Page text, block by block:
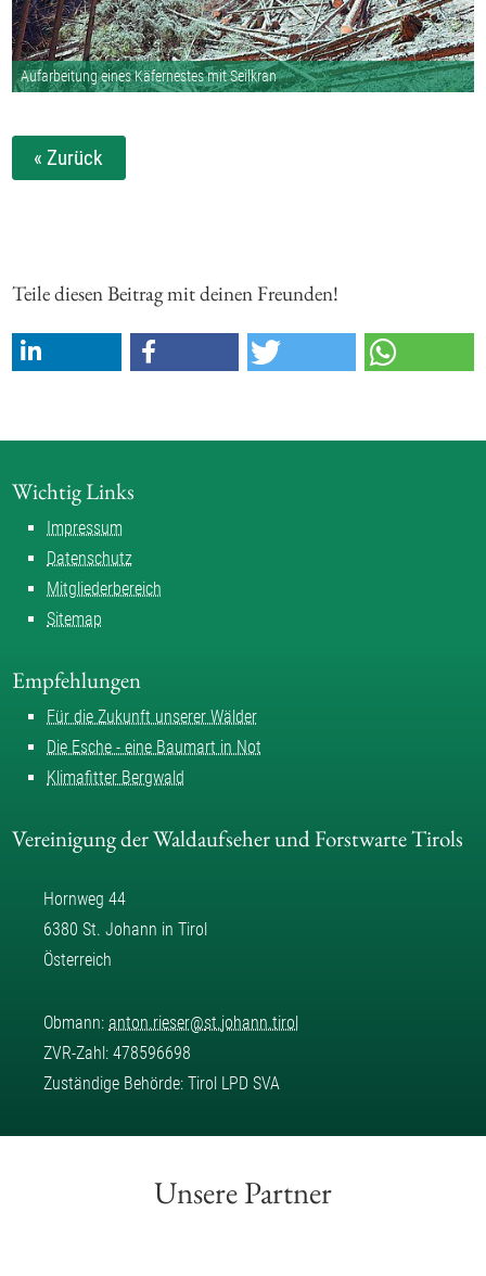
Aufarbeitung eines Käfernestes mit Seilkran
« Zurück
Teile diesen Beitrag mit deinen Freunden!
Wichtig Links
Impressum
Datenschutz
Mitgliederbereich
Sitemap
Empfehlungen
Für die Zukunft unserer Wälder
Die Esche - eine Baumart in Not
Klimafitter Bergwald
Vereinigung der Waldaufseher und Forstwarte Tirols
Hornweg 44
6380 St. Johann in Tirol
Österreich
Obmann: anton.rieser@st.johann.tirol
ZVR-Zahl: 478596698
Zuständige Behörde: Tirol LPD SVA
Unsere Partner